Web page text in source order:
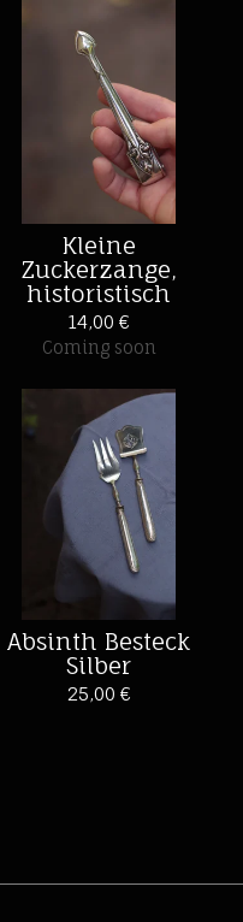
Kleine
Zuckerzange,
historistisch
14,00 €
Coming soon
Absinth Besteck
Silber
25,00 €